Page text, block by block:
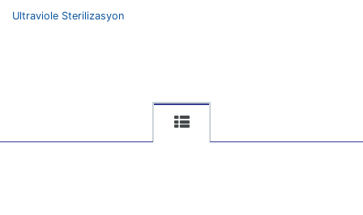
Ultraviole Sterilizasyon